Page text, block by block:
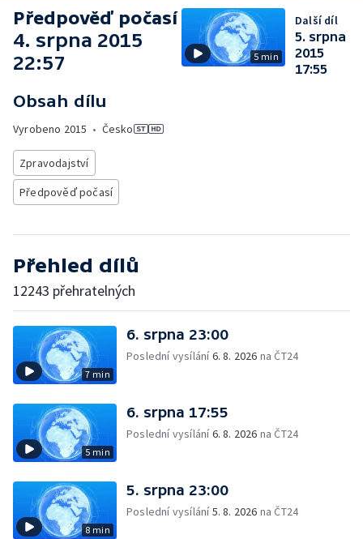
Předpověď počasí
4. srpna 2015
22:57
Obsah dílu
Vyrobeno 2015 • Česko
Zpravodajství
Předpověď počasí
5 min
Další díl
5. srpna
2015
17:55
Přehled dílů
12243 přehratelných
7 min
6. srpna 23:00
Poslední vysílání6. 8. 2026 na ČT24
5 min
6. srpna 17:55
Poslední vysílání6. 8. 2026 na ČT24
8 min
5. srpna 23:00
Poslední vysílání5. 8. 2026 na ČT24